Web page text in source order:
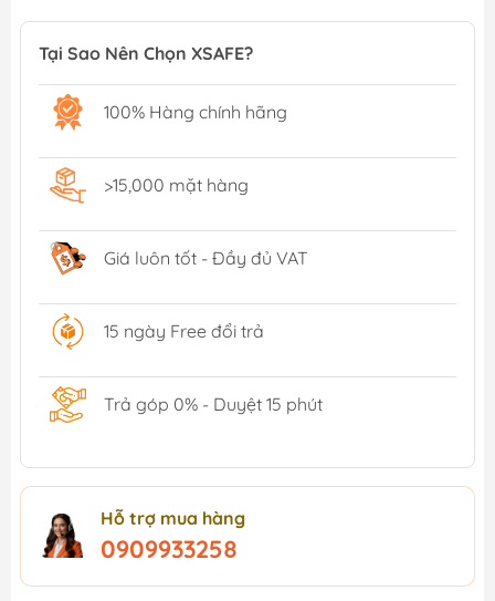
Tại Sao Nên Chọn XSAFE?
100% Hàng chính hãng
>15,000 mặt hàng
Giá luôn tốt - Đầy đủ VAT
15 ngày Free đổi trả
Trả góp 0% - Duyệt 15 phút
Hỗ trợ mua hàng
0909933258